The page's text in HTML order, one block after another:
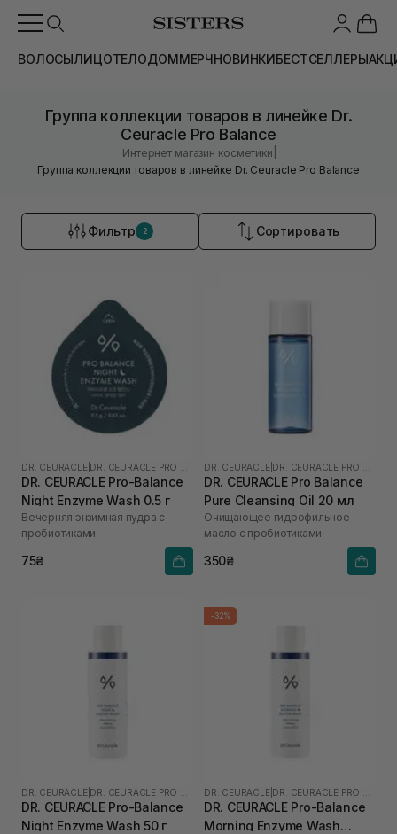
ВОЛОСЫЛИЦОТЕЛОДОММЕРЧНОВИНКИБЕСТСЕЛЛЕРЫ
Группа коллекции товаров в линейке Dr.
Ceuracle Pro Balance
Интернет магазин косметики
Группа коллекции товаров в линейке Dr. Ceuracle Pro Balance
Фильтр 2 Сортировать
DR. CEURACLE
DR. CEURACLE Pro-Balance
Night Enzyme Wash 0.5 г
Вечерняя энзимная пудра с
пробиотиками
75₴
DR. CEURACLE
DR. CEURACLE Pro Balance
Pure Cleansing Oil 20 мл
Очищающее гидрофильное
масло с пробиотиками
350₴
DR. CEURACLE
DR. CEURACLE Pro-Balance
Night Enzyme Wash 50 г
-32%
DR. CEURACLE
DR. CEURACLE Pro-Balance
Morning Enzyme Wash